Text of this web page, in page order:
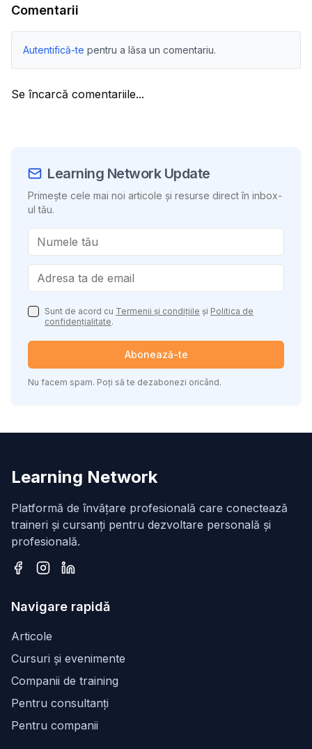
Comentarii
Autentifică-te pentru a lăsa un comentariu.
Se încarcă comentariile...
Learning Network Update
Primește cele mai noi articole și resurse direct în inbox-
ul tău.
Sunt de acord cu Termenii și condițiile și Politica de
confidențialitate.
Abonează-te
Nu facem spam. Poți să te dezabonezi oricând.
Learning Network
Platformă de învățare profesională care conectează
traineri și cursanți pentru dezvoltare personală și
profesională.
Navigare rapidă
Articole
Cursuri și evenimente
Companii de training
Pentru consultanți
Pentru companii